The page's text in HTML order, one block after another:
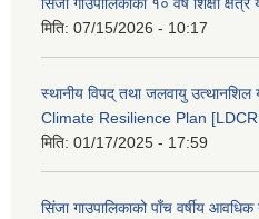
मिति: 07/15/2026 - 10:17
स्थानीय विपद् तथा जलवायु
Climate Resilience Plan
मिति: 01/17/2025 - 17:59
सिंजा गाउपालिकाको पाँच वर्षीय आवधिक